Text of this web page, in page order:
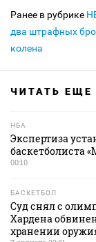
Ранее в рубрике
два штрафных
колена
ЧИТАТЬ ЕЩЕ
НБА
Экспертиза
баскетболиста
00:10
БАСКЕТБОЛ
Суд снял с
Хардена
хранении